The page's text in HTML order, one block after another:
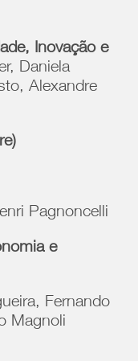
Inovação e
Daniela
Alexandre
Pagnoncelli
e
Fernando
Magnoli